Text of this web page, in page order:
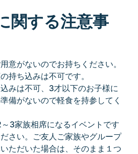
関する注意事
意がないのでお持ちください。
持ち込みは不可です。
みは不可、3才以下のお子様に
備がないので軽食を持参してく
～3家族相席になるイベントです
さい。ご友人ご家族やグループ
ただいた場合は、そのまま１つ